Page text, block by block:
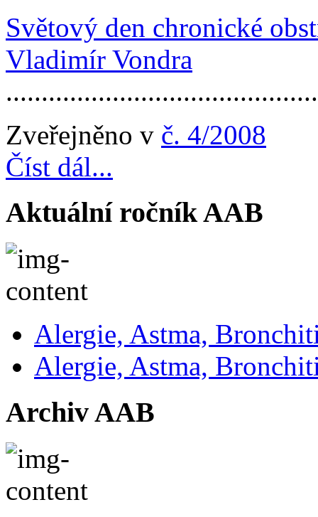
Světový den chronické
Vladimír Vondra
Zveřejněno v č. 4/2008
Číst dál...
Aktuální ročník AAB
Alergie, Astma,
Alergie, Astma,
Archiv AAB